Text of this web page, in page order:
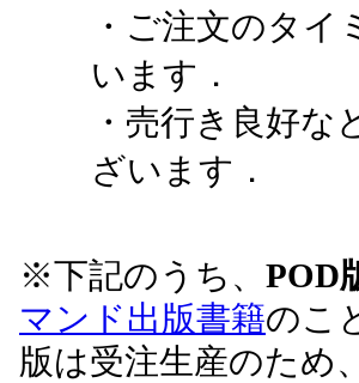
・ご注文のタ
います．
・売行き良好
ざいます．
※下記のうち、 POD
マンド出版書籍のこ
版は受注生産のため